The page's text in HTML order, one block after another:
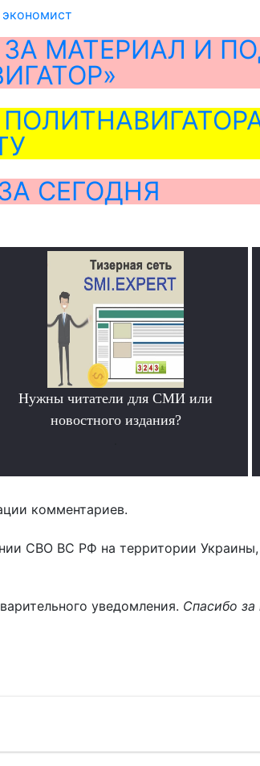
МАТЕРИАЛ И
СЕГОДНЯ
Нужны читатели для СМИ или
новостного издания?
комментариев.
СВО ВС РФ на территории
уведомления. Спасибо